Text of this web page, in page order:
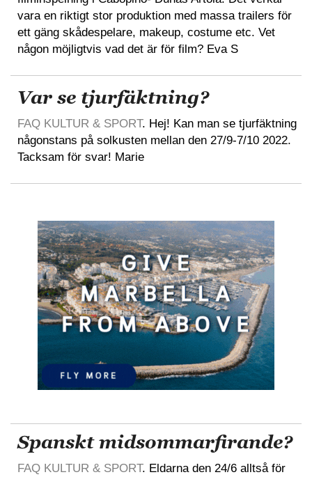
vara en riktigt stor produktion med massa trailers för
ett gäng skådespelare, makeup, costume etc. Vet
någon möjligtvis vad det är för film? Eva S
Var se tjurfäktning?
FAQ KULTUR & SPORT. Hej! Kan man se tjurfäktning
någonstans på solkusten mellan den 27/9-7/10 2022.
Tacksam för svar! Marie
Spanskt midsommarfirande?
FAQ KULTUR & SPORT. Eldarna den 24/6 alltså för